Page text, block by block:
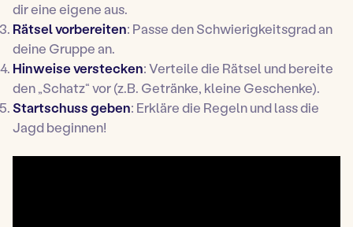
dir eine eigene aus.
Rätsel vorbereiten: Passe den Schwierigkeitsgrad an
deine Gruppe an.
Hinweise verstecken: Verteile die Rätsel und bereite
den „Schatz“ vor (z.B. Getränke, kleine Geschenke).
Startschuss geben: Erkläre die Regeln und lass die
Jagd beginnen!